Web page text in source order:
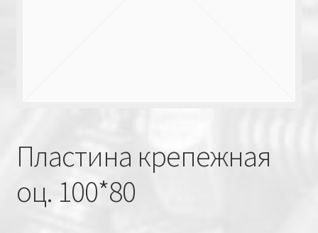
Пластина крепежная
оц. 100*80